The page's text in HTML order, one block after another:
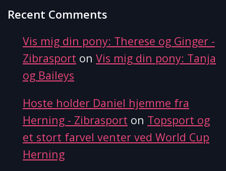
Recent Comments
Vis mig din pony: Therese og Ginger -
Zibrasport on Vis mig din pony: Tanja
og Baileys
Hoste holder Daniel hjemme fra
Herning - Zibrasport on Topsport og
et stort farvel venter ved World Cup
Herning